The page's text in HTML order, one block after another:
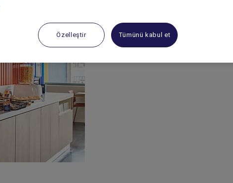
Özelleştir Tümünü kabul et